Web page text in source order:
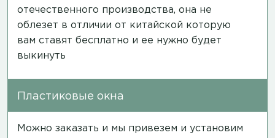
отечественного производства, она не
облезет в отличии от китайской которую
вам ставят бесплатно и ее нужно будет
выкинуть
Пластиковые окна
Можно заказать и мы привезем и установим